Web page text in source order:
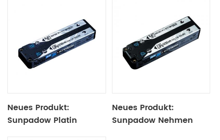
Neues Produkt:
Sunpadow Platin
Neues Produkt:
Sunpadow Nehmen